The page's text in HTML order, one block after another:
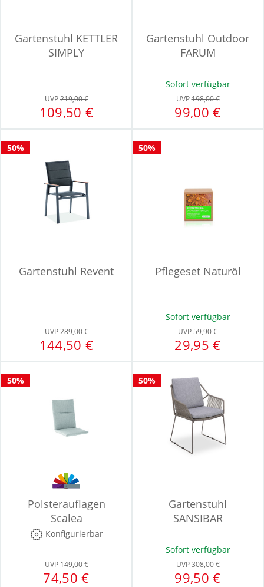
Gartenstuhl KETTLER
SIMPLY
UVP219,00 €
109,50 €
Gartenstuhl Outdoor
FARUM
Sofort verfügbar
UVP198,00 €
99,00 €
50%
Gartenstuhl Revent
UVP289,00 €
144,50 €
50%
Pflegeset Naturöl
Sofort verfügbar
UVP59,90 €
29,95 €
50%
Polsterauflagen
Scalea
Konfigurierbar
UVP149,00 €
74,50 €
50%
Gartenstuhl
SANSIBAR
Sofort verfügbar
UVP308,00 €
99,50 €